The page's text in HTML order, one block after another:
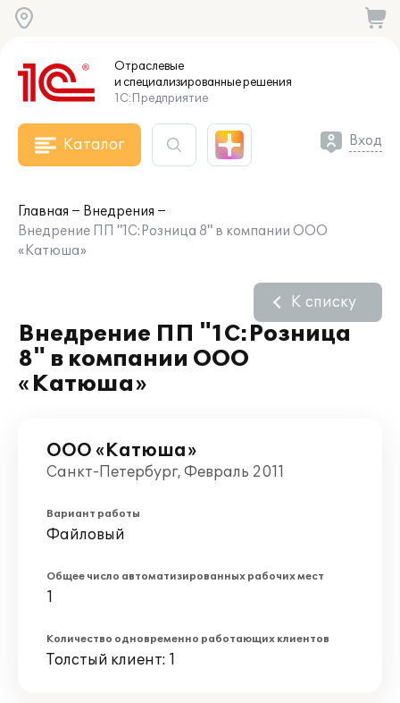
Отраслевые
и специализированныерешения
1С:Предприятие
Каталог Вход
Главная
Внедрения
Внедрение ПП "1С:Розница 8" в компании ООО
«Катюша»
Внедрение ПП "1С:Розница
8" в компании ООО
«Катюша»
К списку
ООО «Катюша»
Санкт-Петербург, Февраль 2011
Вариант работы
Файловый
Общее число автоматизированных рабочих мест
1
Количество одновременно работающих клиентов
Толстый клиент: 1